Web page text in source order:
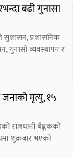
बढी गुनासा
सुशासन, प्रशासनिक
गुनासो व्यवस्थापन र
जनाको मृत्यु, १५
राजधानी बैङ्ककको
शुक्रबार भएको